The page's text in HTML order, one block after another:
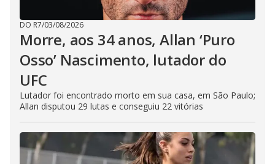
DO R7/03/08/2026
Morre, aos 34 anos, Allan ‘Puro
Osso’ Nascimento, lutador do
UFC
Lutador foi encontrado morto em sua casa, em São Paulo;
Allan disputou 29 lutas e conseguiu 22 vitórias